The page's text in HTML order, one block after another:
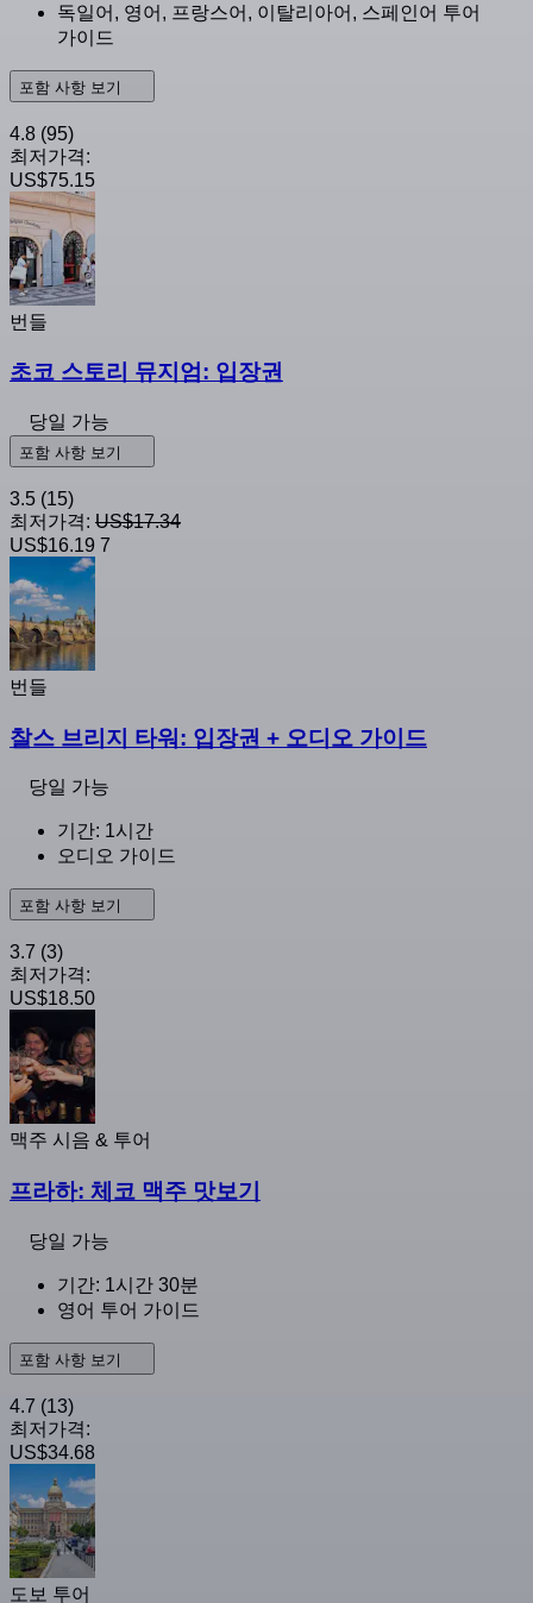
독일어, 영어, 프랑스어, 이탈리아어, 스페인어 투어
가이드
포함 사항 보기
4.8 (95)
최저가격:
US$75.15
번들
초코 스토리 뮤지엄: 입장권
당일 가능
포함 사항 보기
3.5 (15)
최저가격: US$17.34
US$16.19 7
번들
찰스 브리지 타워: 입장권 + 오디오 가이드
당일 가능
기간: 1시간
오디오 가이드
포함 사항 보기
3.7 (3)
최저가격:
US$18.50
맥주 시음 & 투어
프라하: 체코 맥주 맛보기
당일 가능
기간: 1시간 30분
영어 투어 가이드
포함 사항 보기
4.7 (13)
최저가격:
US$34.68
도보 투어